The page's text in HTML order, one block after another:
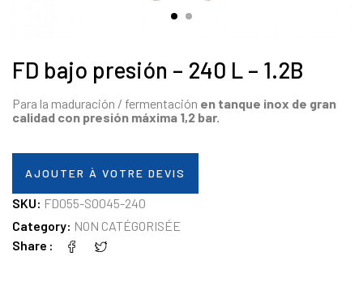
FD bajo presión – 240 L – 1.2B
Para la maduración / fermentación en tanque inox de gran
calidad con presión máxima 1,2 bar.
AJOUTER À VOTRE DEVIS
SKU: FD055-S0045-240
Category: NON CATÉGORISÉE
Share